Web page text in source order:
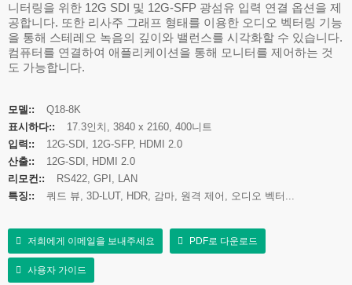
니터링을 위한 12G SDI 및 12G-SFP 광섬유 입력 연결 옵션을 제
공합니다. 또한 리사주 그래프 형태를 이용한 오디오 벡터링 기능
을 통해 스테레오 녹음의 깊이와 밸런스를 시각화할 수 있습니다.
컴퓨터를 연결하여 애플리케이션을 통해 모니터를 제어하는 ​​것
도 가능합니다.
모델::
Q18-8K
표시하다::
17.3인치, 3840 x 2160, 400니트
입력::
12G-SDI, 12G-SFP, HDMI 2.0
산출::
12G-SDI, HDMI 2.0
리모컨::
RS422, GPI, LAN
특징::
쿼드 뷰, 3D-LUT, HDR, 감마, 원격 제어, 오디오 벡터...
저희에게 이메일을 보내주세요 PDF로 다운로드
사용자 가이드